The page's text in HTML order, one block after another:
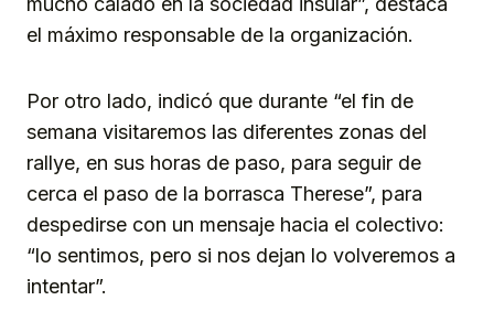
el máximo responsable de la organización.
Por otro lado, indicó que durante “el fin de
semana visitaremos las diferentes zonas del
rallye, en sus horas de paso, para seguir de
cerca el paso de la borrasca Therese”, para
despedirse con un mensaje hacia el colectivo:
“lo sentimos, pero si nos dejan lo volveremos a
intentar”.